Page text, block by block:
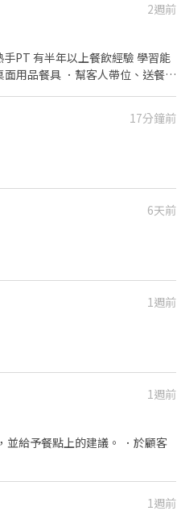
2週前
17分鐘前
6天前
1週前
1週前
並給予餐點上的建議。 ．於顧客
1週前